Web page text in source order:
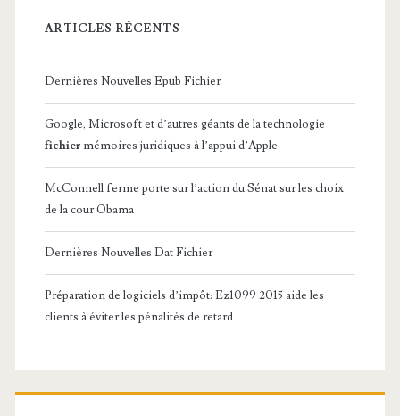
ARTICLES RÉCENTS
Dernières Nouvelles Epub Fichier
Google, Microsoft et d’autres géants de la technologie
fichier mémoires juridiques à l’appui d’Apple
McConnell ferme porte sur l’action du Sénat sur les choix
de la cour Obama
Dernières Nouvelles Dat Fichier
Préparation de logiciels d’impôt: Ez1099 2015 aide les
clients à éviter les pénalités de retard